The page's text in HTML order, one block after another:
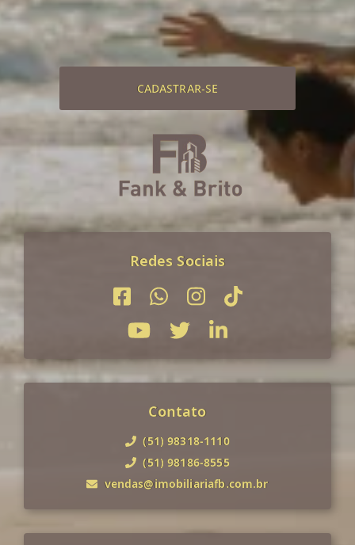
CADASTRAR-SE
Redes Sociais
Contato
(51) 98318-1110
(51) 98186-8555
vendas@imobiliariafb.com.br